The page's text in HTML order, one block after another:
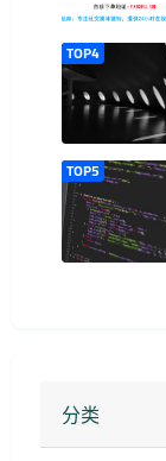
TOP4
TOP5
分类